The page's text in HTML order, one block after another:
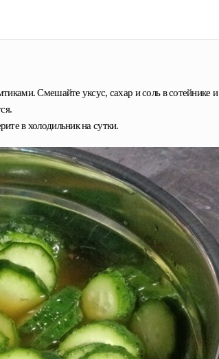
Смешайте уксус, сахар и соль в сотейнике и
в холодильник на сутки.